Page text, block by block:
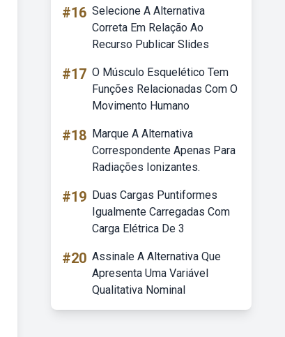
#16 Selecione A Alternativa
Correta Em Relação Ao
Recurso Publicar Slides
#17 O Músculo Esquelético Tem
Funções Relacionadas Com O
Movimento Humano
#18 Marque A Alternativa
Correspondente Apenas Para
Radiações Ionizantes.
#19 Duas Cargas Puntiformes
Igualmente Carregadas Com
Carga Elétrica De 3
#20 Assinale A Alternativa Que
Apresenta Uma Variável
Qualitativa Nominal